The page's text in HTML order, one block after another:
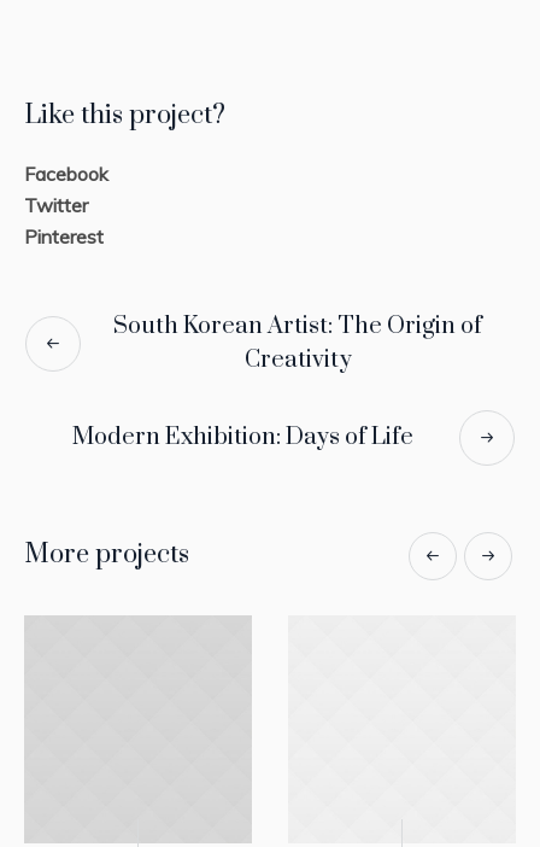
Like this project?
Facebook
Twitter
Pinterest
South Korean Artist: The Origin of
Creativity
Modern Exhibition: Days of Life
More projects